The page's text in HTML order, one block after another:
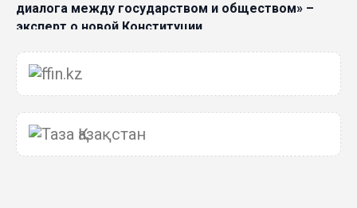
диалога между государством и обществом» –
эксперт о новой Конституции
06 Авг. 2026 15:51
Главное значение новой Конституции –
приблизить государство к человеку –Жанара
Джигитекова